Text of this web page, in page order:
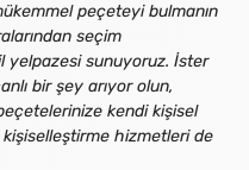
peçeteyi bulmanın
seçim
yelpazesi sunuyoruz. İster
bir şey arıyor olun,
kendi kişisel
hizmetleri de